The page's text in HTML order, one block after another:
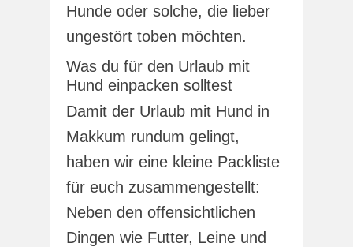
Hunde oder solche, die lieber
ungestört toben möchten.
Was du für den Urlaub mit
Hund einpacken solltest
Damit der Urlaub mit Hund in
Makkum rundum gelingt,
haben wir eine kleine Packliste
für euch zusammengestellt:
Neben den offensichtlichen
Dingen wie Futter, Leine und